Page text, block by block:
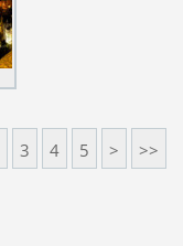
3 4 5 > >>